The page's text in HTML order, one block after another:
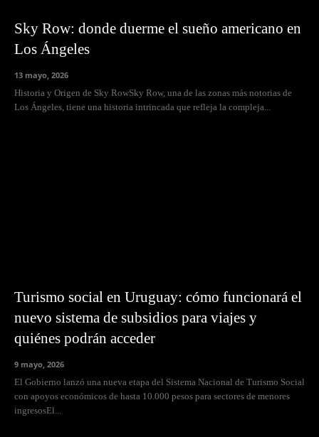
Sky Row: donde duerme el sueño americano en
Los Ángeles
13 mayo, 2026
Historia y Origen de Sky RowSky Row, una de las zonas más notorias de
Los Ángeles, tiene una historia intrincada que refleja la compleja...
Turismo social en Uruguay: cómo funcionará el
nuevo sistema de subsidios para viajes y
quiénes podrán acceder
9 mayo, 2026
El Gobierno lanzó una nueva etapa del Sistema Nacional de Turismo Social
con apoyos económicos de hasta 10.000 pesos para sectores de menores
ingresosEl...